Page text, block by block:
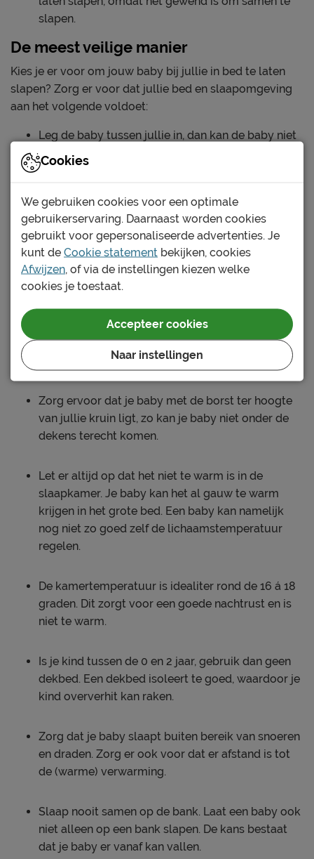
slapen.
De meest veilige manier
Kies je er voor om jouw baby bij jullie in bed te laten
slapen? Zorg er voor dat jullie bed en slaapomgeving
aan het volgende voldoet:
Leg de baby tussen jullie in, dan kan de baby niet
links of rechts uit bed vallen.
matras of waterbed is niet geschikt.
Leg de baby altijd op zijn rug om te slapen,
buikligging verhoogt de kans op wiegendood.
Maak genoeg ruimte vrij tussen jullie
hoofdkussens, of kies ervoor om jullie
hoofdkussens lager te leggen dan het hoofdeinde.
Een baby mag niet op een kussen slapen.
Zorg ervoor dat je baby met de borst ter hoogte
van jullie kruin ligt, zo kan je baby niet onder de
dekens terecht komen.
Let er altijd op dat het niet te warm is in de
slaapkamer. Je baby kan het al gauw te warm
krijgen in het grote bed. Een baby kan namelijk
nog niet zo goed zelf de lichaamstemperatuur
regelen.
De kamertemperatuur is idealiter rond de 16 á 18
graden. Dit zorgt voor een goede nachtrust en is
niet te warm.
Is je kind tussen de 0 en 2 jaar, gebruik dan geen
dekbed. Een dekbed isoleert te goed, waardoor je
kind oververhit kan raken.
Zorg dat je baby slaapt buiten bereik van snoeren
en draden. Zorg er ook voor dat er afstand is tot
de (warme) verwarming.
Slaap nooit samen op de bank. Laat een baby ook
niet alleen op een bank slapen. De kans bestaat
dat je baby er vanaf kan vallen.
Cookies
We gebruiken cookies voor een optimale
gebruikerservaring. Daarnaast worden cookies
gebruikt voor gepersonaliseerde advertenties. Je
kunt de Cookie statement bekijken, cookies
Afwijzen, of via de instellingen kiezen welke
cookies je toestaat.
Naar instellingen
Accepteer cookies